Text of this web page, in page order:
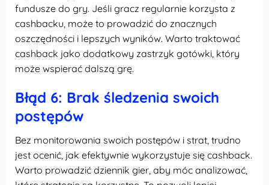
fundusze do gry. Jeśli gracz regularnie korzysta z
cashbacku, może to prowadzić do znacznych
oszczędności i lepszych wyników. Warto traktować
cashback jako dodatkowy zastrzyk gotówki, który
może wspierać dalszą grę.
Błąd 6: Brak śledzenia swoich
postępów
Bez monitorowania swoich postępów i strat, trudno
jest ocenić, jak efektywnie wykorzystuje się cashback.
Warto prowadzić dziennik gier, aby móc analizować,